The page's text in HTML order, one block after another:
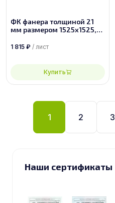
ФК фанера толщиной 21
мм размером 1525х1525,
1 815 ₽ / лист
Купить
1 2 3
Наши сертификаты